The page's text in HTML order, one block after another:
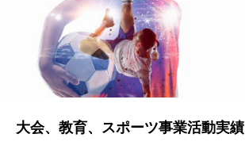
大会、教育、スポーツ事業活動実績